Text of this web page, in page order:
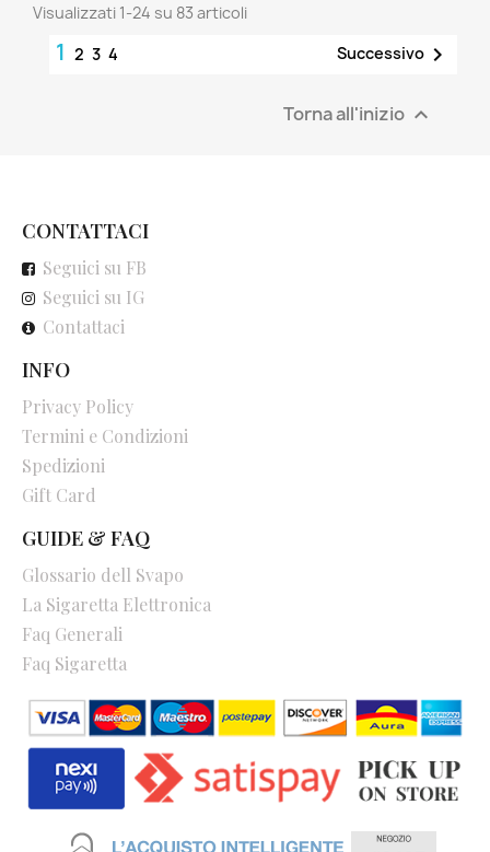
Visualizzati 1-24 su 83 articoli
1 2 3 4 Successivo 
Torna all'inizio 
CONTATTACI
Seguici su FB
Seguici su IG
Contattaci
INFO
Privacy Policy
Termini e Condizioni
Spedizioni
Gift Card
GUIDE & FAQ
Glossario dell Svapo
La Sigaretta Elettronica
Faq Generali
Faq Sigaretta